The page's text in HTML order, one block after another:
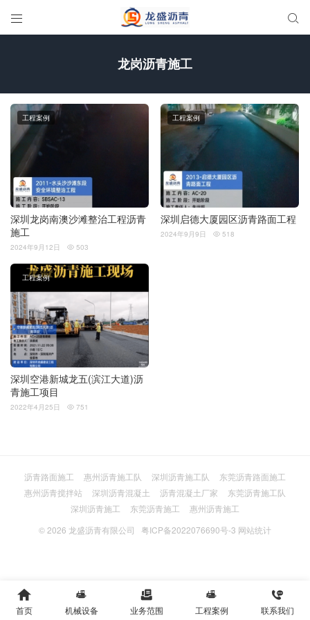
 
龙岗沥青施工
深圳龙岗南澳沙滩整治工程沥青
施工
工程案例
2024年9月12日  503
深圳启德大厦园区沥青路面工程
工程案例
2024年9月9日  518
深圳空港新城龙五(滨江大道)沥
青施工项目
工程案例
2022年4月25日  751
沥青路面施工 惠州沥青施工队 深圳沥青施工队
东莞沥青路面施工
惠州沥青搅拌站
深圳沥青混凝土 沥青混凝土厂家
东莞沥青施工队
深圳沥青施工
东莞沥青施工
惠州沥青施工
© 2026 龙盛沥青有限公司 粤ICP备2022076690号-3 网站统计

首页

机械设备

业务范围

工程案例

联系我们